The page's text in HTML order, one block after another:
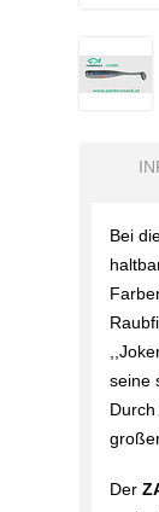
Bei
seine
Der